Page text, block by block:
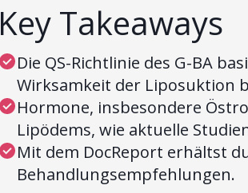
Key Takeaways
Die QS-Richtlinie des G-BA
Wirksamkeit der Liposuktion
Hormone, insbesondere
Lipödems, wie aktuelle
Mit dem DocReport erhältst
Behandlungsempfehlungen.